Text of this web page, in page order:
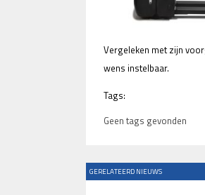
Vergeleken met zijn
wens instelbaar.
Tags:
Geen tags gevonden
GERELATEERD NIEUWS